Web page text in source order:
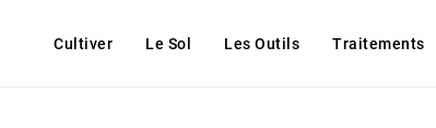
Cultiver Le Sol Les Outils Traitements